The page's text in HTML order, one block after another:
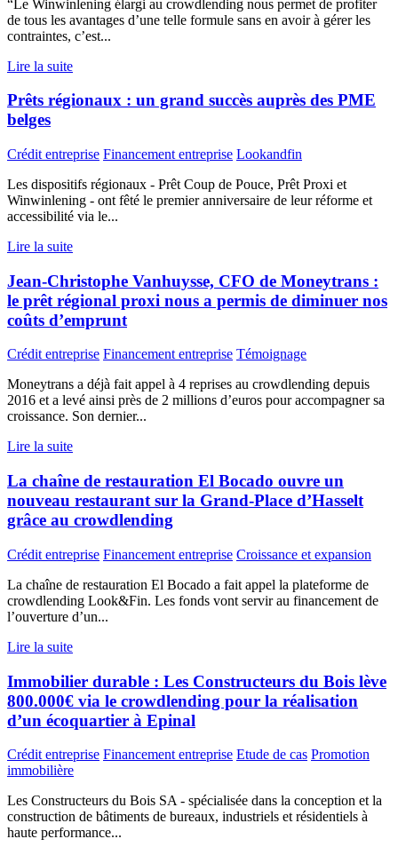
“Le Winwinlening élargi au crowdlending nous permet de profiter
de tous les avantages d’une telle formule sans en avoir à gérer les
contraintes, c’est...
Lire la suite
Prêts régionaux : un grand succès auprès des PME
belges
Crédit entreprise Financement entreprise Lookandfin
Les dispositifs régionaux - Prêt Coup de Pouce, Prêt Proxi et
Winwinlening - ont fêté le premier anniversaire de leur réforme et
accessibilité via le...
Lire la suite
Jean-Christophe Vanhuysse, CFO de Moneytrans :
le prêt régional proxi nous a permis de diminuer nos
coûts d’emprunt
Crédit entreprise Financement entreprise Témoignage
Moneytrans a déjà fait appel à 4 reprises au crowdlending depuis
2016 et a levé ainsi près de 2 millions d’euros pour accompagner sa
croissance. Son dernier...
Lire la suite
La chaîne de restauration El Bocado ouvre un
nouveau restaurant sur la Grand-Place d’Hasselt
grâce au crowdlending
Crédit entreprise Financement entreprise Croissance et expansion
La chaîne de restauration El Bocado a fait appel la plateforme de
crowdlending Look&Fin. Les fonds vont servir au financement de
l’ouverture d’un...
Lire la suite
Immobilier durable : Les Constructeurs du Bois lève
800.000€ via le crowdlending pour la réalisation
d’un écoquartier à Epinal
Crédit entreprise Financement entreprise Etude de cas Promotion
immobilière
Les Constructeurs du Bois SA - spécialisée dans la conception et la
construction de bâtiments de bureaux, industriels et résidentiels à
haute performance...